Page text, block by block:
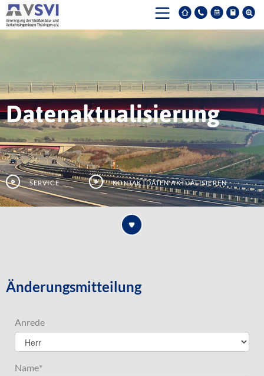
Datenaktualisierung
Service Kontaktdaten aktualisieren
Änderungsmitteilung
Anrede
Name*